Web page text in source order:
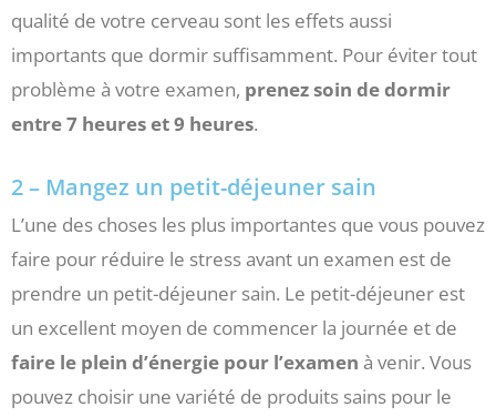
qualité de votre cerveau sont les effets aussi
importants que dormir suffisamment. Pour éviter tout
problème à votre examen, prenez soin de dormir
entre 7 heures et 9 heures.
2 – Mangez un petit-déjeuner sain
L’une des choses les plus importantes que vous pouvez
faire pour réduire le stress avant un examen est de
prendre un petit-déjeuner sain. Le petit-déjeuner est
un excellent moyen de commencer la journée et de
faire le plein d’énergie pour l’examen à venir. Vous
pouvez choisir une variété de produits sains pour le